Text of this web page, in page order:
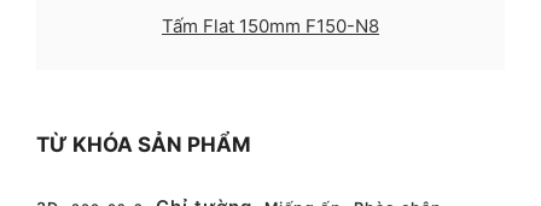
Tấm Flat 150mm F150-N8
TỪ KHÓA SẢN PHẨM